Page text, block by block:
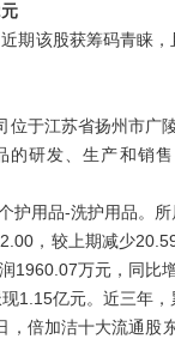
期该股获筹码青睐
位于江苏省扬州市
研发、生产和销
护用品-洗护用品。
，较上期减少
1960.07万元，同比
1.15亿元。近三年
，倍加洁十大流通